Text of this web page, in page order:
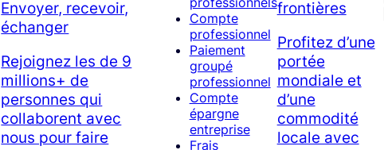
Envoyer, recevoir,
échanger
Rejoignez les de 9
millions+ de
personnes qui
collaborent avec
nous pour faire
Compte
professionnel
Paiement
groupé
professionnel
Compte
épargne
entreprise
Frais
frontières
Profitez d’une
portée
mondiale et
d’une
commodité
locale avec